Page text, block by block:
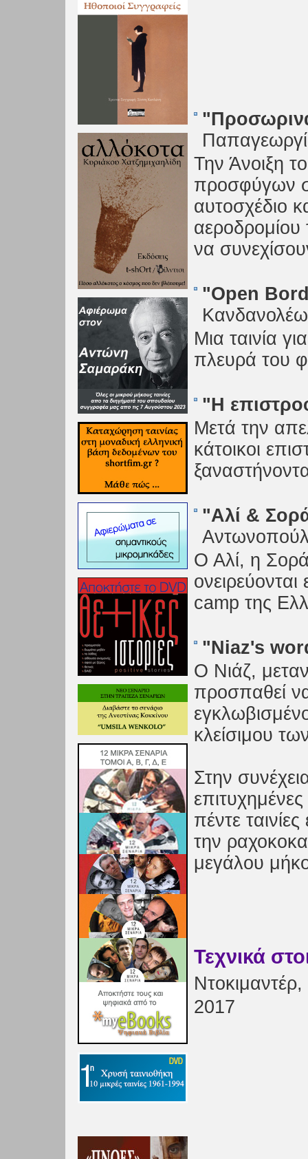
Την Άνοιξη
προσφύγων
αυτοσχέδιο
να
"Open
Μια ταινία
πλευρά του
"Η
Μετά την
κάτοικοι
"Αλί &
Ο Αλί, η
camp της
"Niaz's
O Νιάζ,
προσπαθεί
κλείσιμου
Στην
πέντε
την
μεγάλου
Τεχνικά
2017